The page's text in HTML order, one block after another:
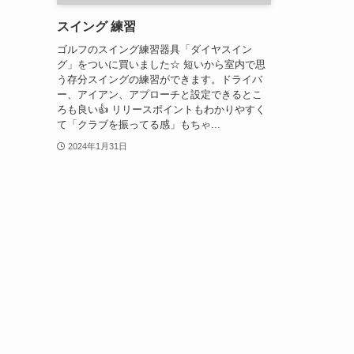
スイング 練習
ゴルフのスイング練習器具「ダイヤスイン
グ」をついに買いました☆ 短いから室内で思
う存分スイングの練習ができます。ドライバ
ー、アイアン、アプローチと設定できるとこ
ろも良い👍 リリースポイントもわかりやすく
て「クラブを振ってる感」もちゃ...
2024年1月31日